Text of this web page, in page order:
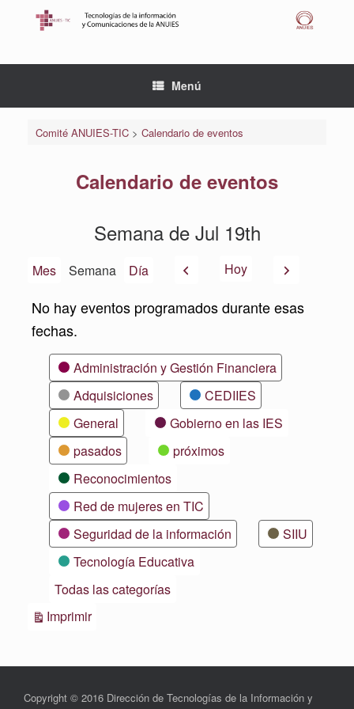
Menú
Comité ANUIES-TIC> Calendario de eventos
Calendario de eventos
Semana de Jul 19th
Mes Semana Día AnteriorHoy Siguiente
No hay eventos programados durante esas
fechas.
CategoríasAdministración y Gestión Financiera
Adquisiciones
CEDIIES
General
Gobierno en las IES
pasados
próximos
Reconocimientos
Red de mujeres en TIC
Seguridad de la información
SIIU
Tecnología Educativa
Todas las categorías
ImprimirVistas
Copyright © 2016 Dirección de Tecnologías de la Información y